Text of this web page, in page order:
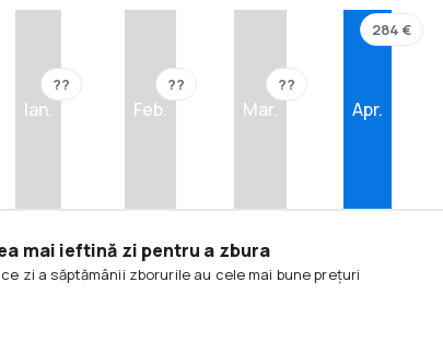
Ian.
??
Feb.
??
Mar.
??
Apr.
284 €
mai ieftină zi pentru a zbura
zi a săptămânii zborurile au cele mai bune prețuri